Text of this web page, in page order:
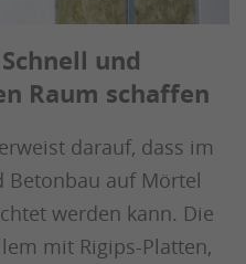
und
Raum schaffen
darauf, dass im
Betonbau auf Mörtel
werden kann. Die
mit Rigips-Platten,